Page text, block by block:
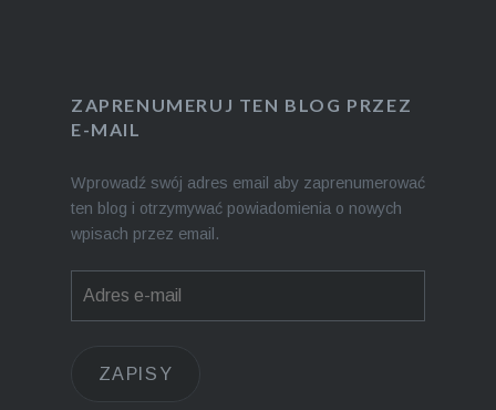
ZAPRENUMERUJ TEN BLOG PRZEZ
E-MAIL
Wprowadź swój adres email aby zaprenumerować
ten blog i otrzymywać powiadomienia o nowych
wpisach przez email.
mail
ZAPISY